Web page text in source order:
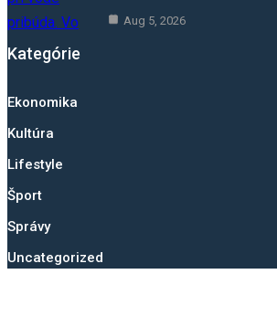
Aug 5, 2026
Kategórie
Ekonomika
Kultúra
Lifestyle
Šport
Správy
Uncategorized